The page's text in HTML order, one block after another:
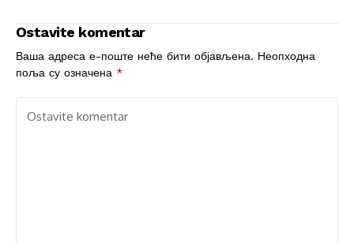
Ostavite komentar
Ваша адреса е-поште неће бити објављена. Неопходна
поља су означена *